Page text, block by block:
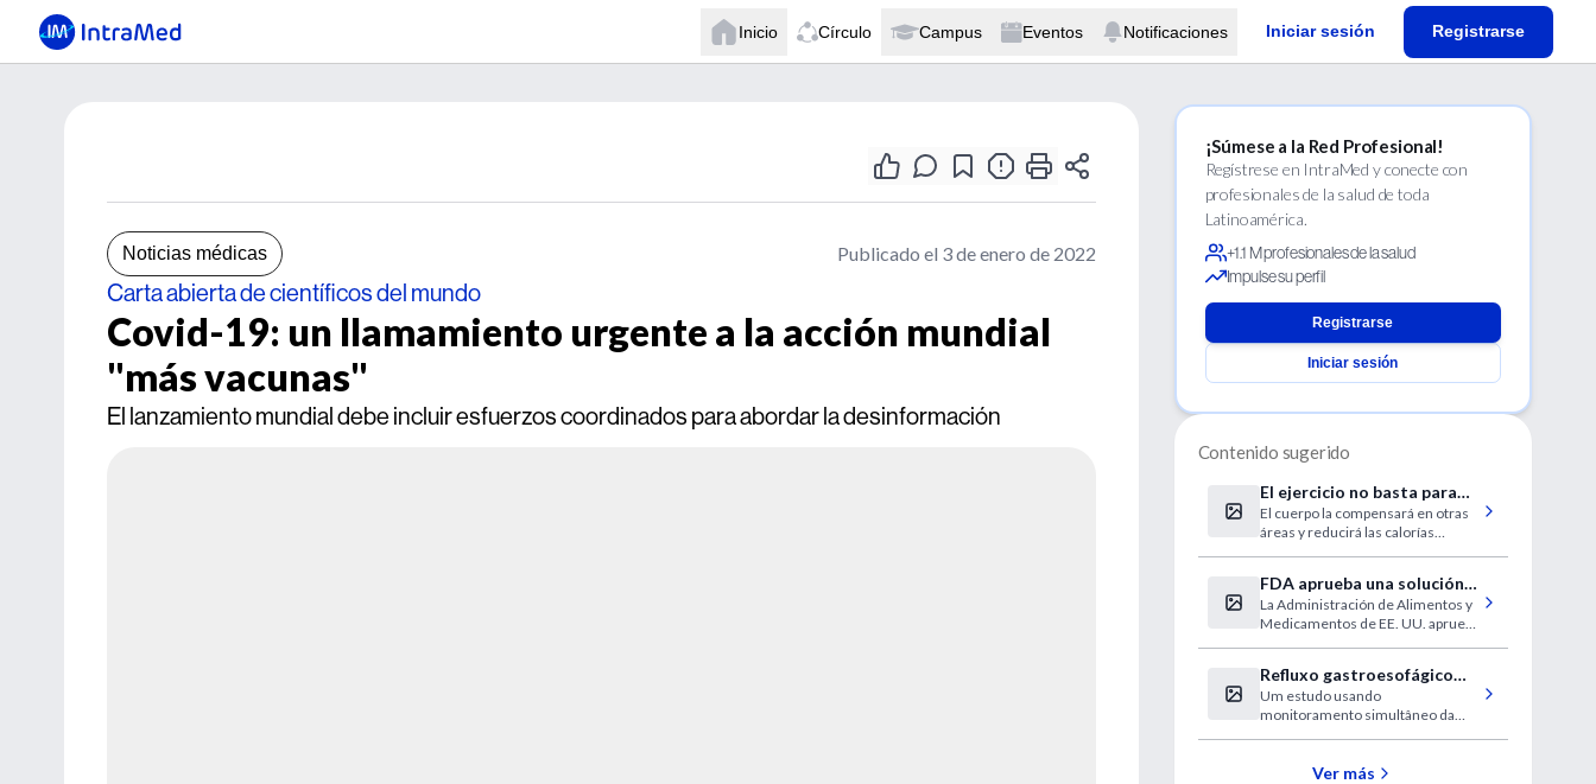
Inicio Círculo Campus Eventos Notificaciones Iniciar sesión Registrarse
Noticias médicas Publicado el 3 de enero de 2022
Carta abierta de científicos del mundo
Covid-19: un llamamiento urgente a la acción mundial
"más vacunas"
El lanzamiento mundial debe incluir esfuerzos coordinados para abordar la desinformación
¡Súmese a la Red Profesional!
Regístrese en IntraMed y conecte con
profesionales de la salud de toda
Latinoamérica.
+1.1 M profesionales de la salud
Impulse su perfil
Registrarse
Iniciar sesión
Contenido sugerido
El ejercicio no basta para
bajar de peso
El cuerpo la compensará en otras
áreas y reducirá las calorías
FDA aprueba una solución
oftálmica para la presbicia
La Administración de Alimentos y
Medicamentos de EE. UU. aprueba
primera y única gota para los ojos
para tratar la presbicia (visión
cercana borrosa relacionada con la
edad)
Refluxo gastroesofágico
noturno e posição durante
o sono
Um estudo usando
monitoramento simultâneo da
Ver más